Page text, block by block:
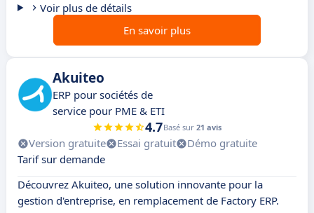
Voir plus de détails
En savoir plus
Akuiteo
ERP pour sociétés de
service pour PME & ETI
4.7Basé sur 21 avis
Version gratuite Essai gratuit
Démo gratuite
Tarif sur demande
Découvrez Akuiteo, une solution innovante pour la
gestion d'entreprise, en remplacement de Factory ERP.